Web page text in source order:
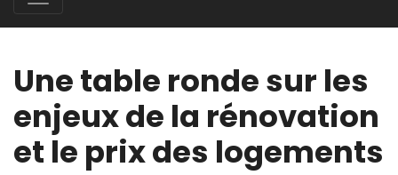
Une table ronde sur les
enjeux de la rénovation
et le prix des logements